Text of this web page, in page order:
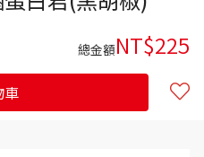
總金額NT$225
車